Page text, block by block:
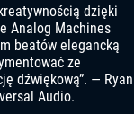
dzięki
Analog Machines
beatów elegancką
ze
dźwiękową”. — Ryan
Audio.